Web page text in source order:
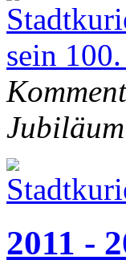
sein
Jubiläum
2011 -